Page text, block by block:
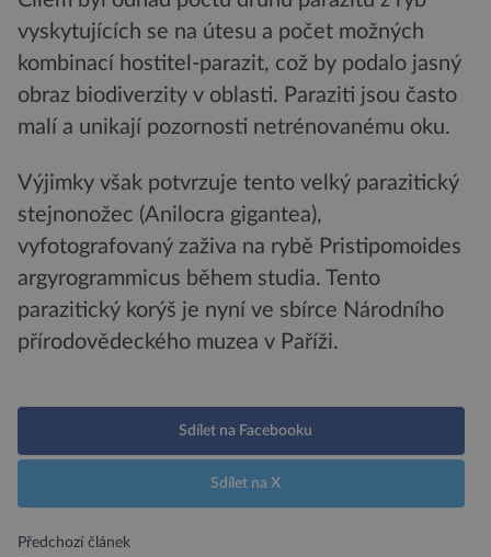
vyskytujících se na útesu a počet možných
kombinací hostitel-parazit, což by podalo jasný
obraz biodiverzity v oblasti. Paraziti jsou často
malí a unikají pozornosti netrénovanému oku.
Výjimky však potvrzuje tento velký parazitický
stejnonožec (Anilocra gigantea),
vyfotografovaný zaživa na rybě Pristipomoides
argyrogrammicus během studia. Tento
parazitický korýš je nyní ve sbírce Národního
přírodovědeckého muzea v Paříži.
Sdílet na Facebooku
Sdílet na X
Předchozí článek